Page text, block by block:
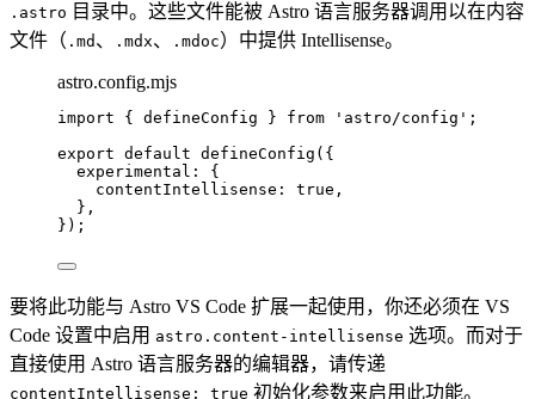
.astro 目录中。这些文件能被 Astro 语言服务器调用以在内容
文件（ .md 、 .mdx、 .mdoc）中提供 Intellisense。
astro.config.mjs
import { defineConfig } from ' astro/config ' ;
export default defineConfig ({
experimental: {
contentIntellisense: true ,
},
});
要将此功能与 Astro VS Code 扩展一起使用，你还必须在 VS
Code 设置中启用 astro.content-intellisense 选项。而对于
直接使用 Astro 语言服务器的编辑器，请传递
contentIntellisense: true 初始化参数来启用此功能。